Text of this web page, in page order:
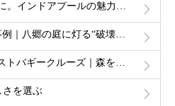
365日、自宅が最高の贅沢に。インドアプールの魅力を紹介する新ページを公開しました！
オリジナル庭園灯の施工事例｜八郷の庭に灯る“破壊と創造”の照明デザイン｜ドリームガーデン
OASIS-OARAI限定フォレストバギークルーズ｜森を駆け抜ける60分の冒険体験
を選ぶ